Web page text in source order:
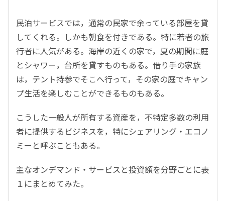
民泊サービスでは，通常の民家で余っている部屋を貸
してくれる。しかも朝食を付きである。特に若者の旅
行者に人気がある。海岸の近くの家で，夏の期間に庭
とシャワー，台所を貸すものもある。借り手の家族
は，テント持参でそこへ行って，その家の庭でキャン
プ生活を楽しむことができるものもある。
こうした一般人が所有する資産を，不特定多数の利用
者に提供するビジネスを，特にシェアリング・エコノ
ミーと呼ぶこともある。
主なオンデマンド・サービスと投資額を分野ごとに表
１にまとめてみた。